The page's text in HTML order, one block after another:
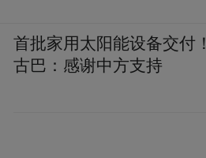
首批家用太阳能设备交付！
古巴：感谢中方支持